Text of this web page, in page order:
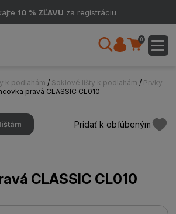
10 % ZĽAVU za registráciu
0
k podlahám / Soklové lišty k podlahám / Prvky
pravá CLASSIC CL010
Pridať k obľúbeným
CLASSIC CL010